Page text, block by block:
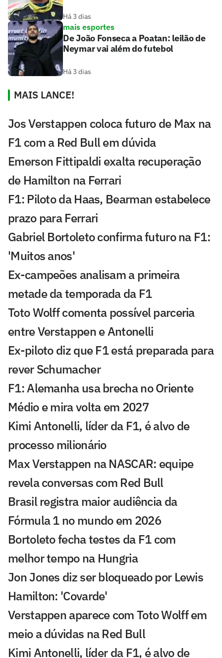
Há 3 dias
mais esportes
De João Fonseca a Poatan: leilão de
Neymar vai além do futebol
Há 3 dias
MAIS LANCE!
Jos Verstappen coloca futuro de Max na
F1 com a Red Bull em dúvida
Emerson Fittipaldi exalta recuperação
de Hamilton na Ferrari
F1: Piloto da Haas, Bearman estabelece
prazo para Ferrari
Gabriel Bortoleto confirma futuro na F1:
'Muitos anos'
Ex-campeões analisam a primeira
metade da temporada da F1
Toto Wolff comenta possível parceria
entre Verstappen e Antonelli
Ex-piloto diz que F1 está preparada para
rever Schumacher
F1: Alemanha usa brecha no Oriente
Médio e mira volta em 2027
Kimi Antonelli, líder da F1, é alvo de
processo milionário
Max Verstappen na NASCAR: equipe
revela conversas com Red Bull
Brasil registra maior audiência da
Fórmula 1 no mundo em 2026
Bortoleto fecha testes da F1 com
melhor tempo na Hungria
Jon Jones diz ser bloqueado por Lewis
Hamilton: 'Covarde'
Verstappen aparece com Toto Wolff em
meio a dúvidas na Red Bull
Kimi Antonelli, líder da F1, é alvo de